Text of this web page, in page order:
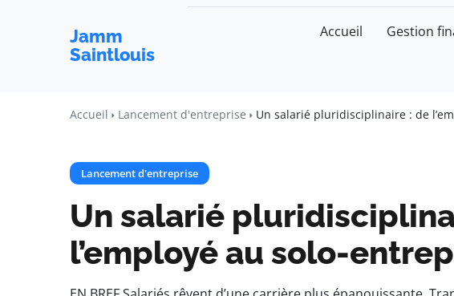
Jamm
Saintlouis
Accueil Gestion
Accueil Lancement d'entreprise Un salarié pluridisciplinaire : de
Lancement d'entreprise
Un salarié
l’employé au solo-